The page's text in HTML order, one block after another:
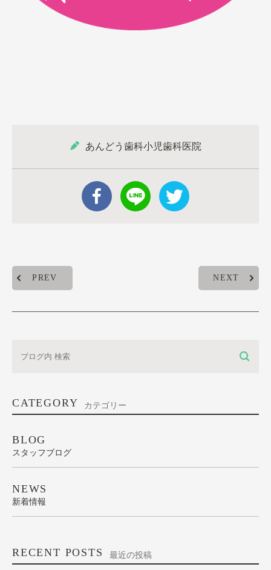
あんどう歯科小児歯科医院
PREV NEXT
CATEGORY カテゴリー
BLOG
スタッフブログ
NEWS
新着情報
RECENT POSTS 最近の投稿